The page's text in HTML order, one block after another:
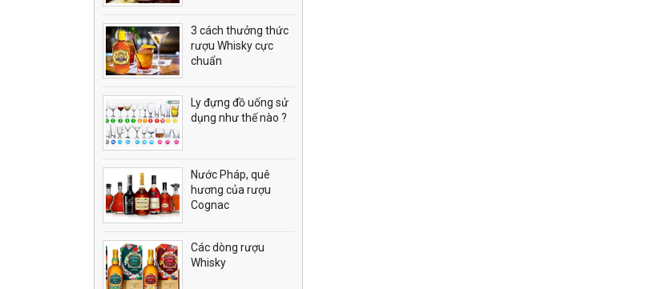
3 cách thưởng thức
rượu Whisky cực
chuẩn
Ly đựng đồ uống sử
dụng như thế nào ?
Nước Pháp, quê
hương của rượu
Cognac
Các dòng rượu
Whisky